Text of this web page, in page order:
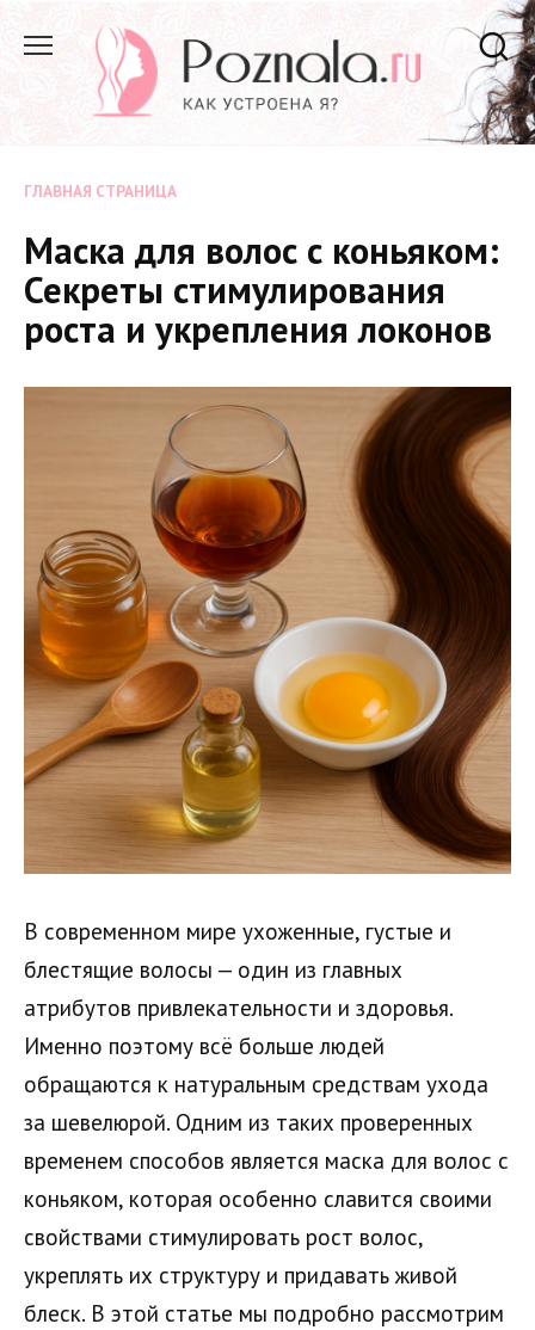
содержанию
ГЛАВНАЯ СТРАНИЦА
Маска для волос с коньяком:
Секреты стимулирования
роста и укрепления локонов
В современном мире ухоженные, густые и
блестящие волосы — один из главных
атрибутов привлекательности и здоровья.
Именно поэтому всё больше людей
обращаются к натуральным средствам ухода
за шевелюрой. Одним из таких проверенных
временем способов является маска для волос с
коньяком, которая особенно славится своими
свойствами стимулировать рост волос,
укреплять их структуру и придавать живой
блеск. В этой статье мы подробно рассмотрим